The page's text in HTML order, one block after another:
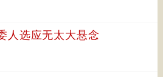
人选应无太大悬念